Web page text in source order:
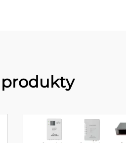
produkty